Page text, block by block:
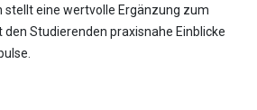
stellt eine wertvolle Ergänzung zum
Studierenden praxisnahe Einblicke